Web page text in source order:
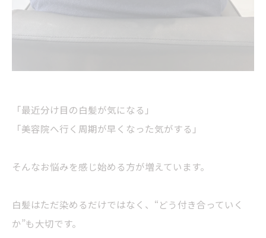
「最近分け目の白髪が気になる」
「美容院へ行く周期が早くなった気がする」
そんなお悩みを感じ始める方が増えています。
白髪はただ染めるだけではなく、“どう付き合っていく
か”も大切です。